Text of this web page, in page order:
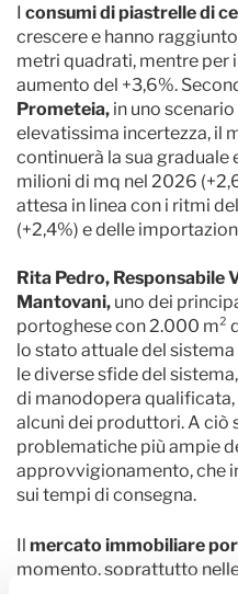
I consumi di piastrelle di
crescere e hanno
metri quadrati, mentre per
aumento del +3,6%.
Prometeia, in uno
elevatissima incertezza, il
continuerà la sua graduale
milioni di mq nel 2026
attesa in linea con i ritmi
(+2,4%) e delle
Rita Pedro, Responsabile
Mantovani, uno dei
portoghese con 2.000 m²
lo stato attuale del
le diverse sfide del
di manodopera
alcuni dei produttori. A ciò
problematiche più ampie
approvvigionamento, che
sui tempi di consegna.
Il mercato immobiliare
momento, soprattutto